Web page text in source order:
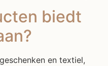
biedt
en textiel,